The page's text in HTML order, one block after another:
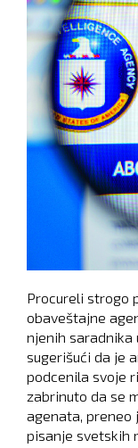
Procureli strogo
obaveštajne
njenih saradnika
sugerišući da je
podcenila svoje
zabrinuto da se
agenata, preneo
pisanje svetskih